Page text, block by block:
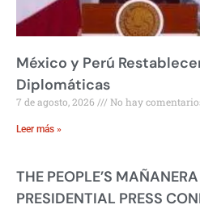
México y Perú
Diplomáticas
7 de agosto, 2026 No hay
Leer más »
THE PEOPLE’S
PRESIDENTIAL PRESS